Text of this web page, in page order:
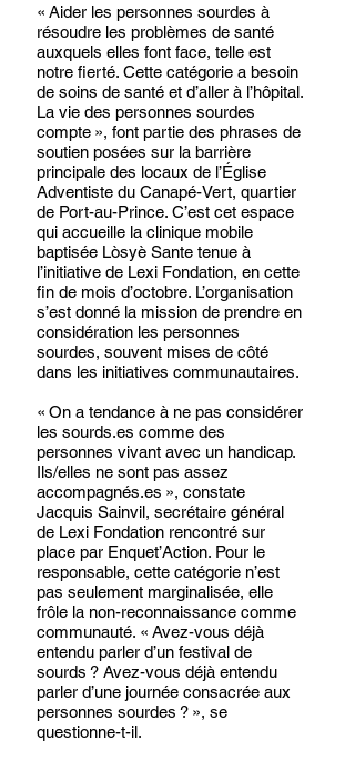
« Aider les personnes sourdes à
résoudre les problèmes de santé
auxquels elles font face, telle est
notre fierté. Cette catégorie a besoin
de soins de santé et d’aller à l’hôpital.
La vie des personnes sourdes
compte », font partie des phrases de
soutien posées sur la barrière
principale des locaux de l’Église
Adventiste du Canapé-Vert, quartier
de Port-au-Prince. C’est cet espace
qui accueille la clinique mobile
baptisée Lòsyè Sante tenue à
l’initiative de Lexi Fondation, en cette
fin de mois d’octobre. L’organisation
s’est donné la mission de prendre en
considération les personnes
sourdes, souvent mises de côté
dans les initiatives communautaires.
« On a tendance à ne pas considérer
les sourds.es comme des
personnes vivant avec un handicap.
Ils/elles ne sont pas assez
accompagnés.es », constate
Jacquis Sainvil, secrétaire général
de Lexi Fondation rencontré sur
place par Enquet’Action. Pour le
responsable, cette catégorie n’est
pas seulement marginalisée, elle
frôle la non-reconnaissance comme
communauté. « Avez-vous déjà
entendu parler d’un festival de
sourds ? Avez-vous déjà entendu
parler d’une journée consacrée aux
personnes sourdes ? », se
questionne-t-il.